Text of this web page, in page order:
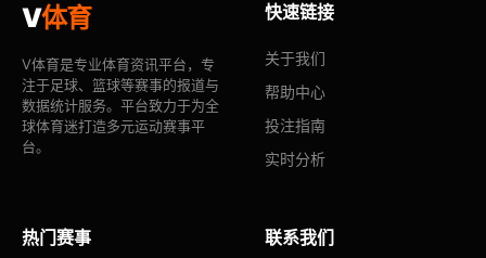
V体育
V体育是专业体育资讯平台，专
注于足球、篮球等赛事的报道与
数据统计服务。平台致力于为全
球体育迷打造多元运动赛事平
台。
快速链接
关于我们
帮助中心
投注指南
实时分析
热门赛事 联系我们